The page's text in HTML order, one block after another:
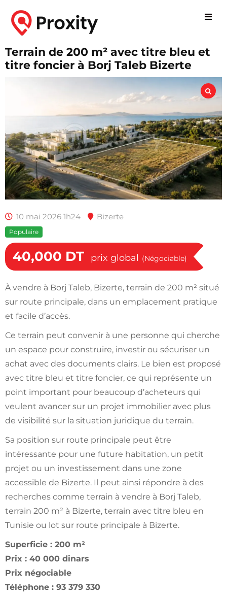
Terrain de 200 m² avec titre bleu et
titre foncier à Borj Taleb Bizerte
10 mai 2026 1h24 Bizerte
Populaire
40,000 DT prix global (Négociable)
À vendre à Borj Taleb, Bizerte, terrain de 200 m² situé
sur route principale, dans un emplacement pratique
et facile d’accès.
Ce terrain peut convenir à une personne qui cherche
un espace pour construire, investir ou sécuriser un
achat avec des documents clairs. Le bien est proposé
avec titre bleu et titre foncier, ce qui représente un
point important pour beaucoup d’acheteurs qui
veulent avancer sur un projet immobilier avec plus
de visibilité sur la situation juridique du terrain.
Sa position sur route principale peut être
intéressante pour une future habitation, un petit
projet ou un investissement dans une zone
accessible de Bizerte. Il peut ainsi répondre à des
recherches comme terrain à vendre à Borj Taleb,
terrain 200 m² à Bizerte, terrain avec titre bleu en
Tunisie ou lot sur route principale à Bizerte.
Superficie : 200 m²
Prix : 40 000 dinars
Prix négociable
Téléphone : 93 379 330